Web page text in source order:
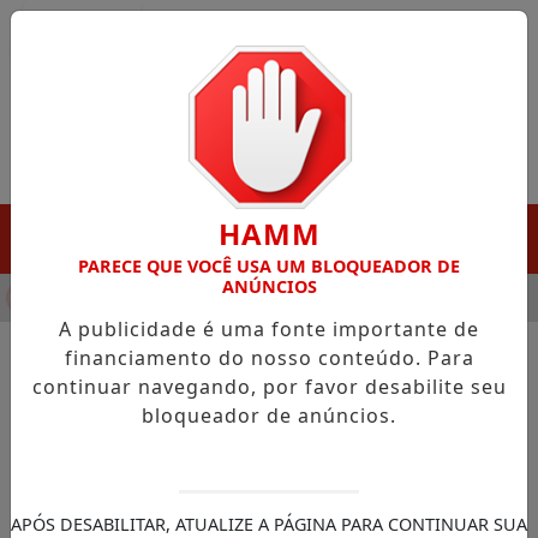
DESTAQUE EM PORTO GRANDE COM ATUAÇÃO VOLTADA
NOTÍCIAS/ECONOMIA
Lei institui 19 de março Dia
Artesão
HAMM
PARECE QUE VOCÊ USA UM BLOQUEADOR DE
ANÚNCIOS
A publicidade é uma fonte importante de
financiamento do nosso conteúdo. Para
continuar navegando, por favor desabilite seu
bloqueador de anúncios.
APÓS DESABILITAR, ATUALIZE A PÁGINA PARA CONTINUAR SUA